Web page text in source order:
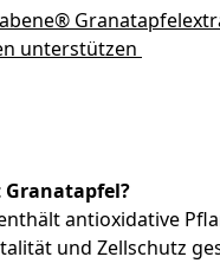
unterstützen
antioxidative
und Zellschutz